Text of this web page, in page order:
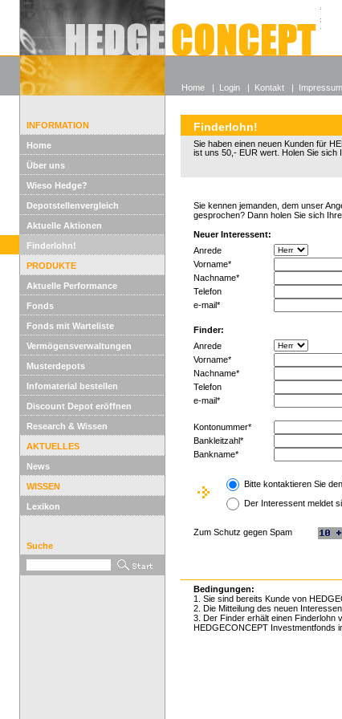
Alle
INFORMATION
Home
Über uns
Wieso Hedge?
Depotstellenvergleich
Aktuelle Aktionen
Finderlohn!
PRODUKTE
Aktuelle Performance
Fonds
Fonds mit Warteliste
Vermögensverwaltungen
Musterdepots
Infomaterial bestellen
Discount Depot eröffnen
Research & Wissen
AKTUELLES
News
WISSEN
Lexikon
Suche
Finderlohn!
Sie haben einen neuen Kunden für
ist uns 50,- EUR wert. Holen Sie sich
Sie kennen jemanden, dem unser
gesprochen? Dann holen Sie sich
Neuer Interessent:
Anrede
Vorname*
Nachname*
Telefon
e-mail*
Finder:
Anrede
Vorname*
Nachname*
Telefon
e-mail*
Kontonummer*
Bankleitzahl*
Bankname*
Bitte kontaktieren Sie
Der Interessent meldet
Zum Schutz gegen Spam
Bedingungen:
1. Sie sind bereits Kunde von
2. Die Mitteilung des neuen
3. Der Finder erhält einen Finderlohn
HEDGECONCEPT Investmentfonds
Home | Login | Kontakt | Impressum